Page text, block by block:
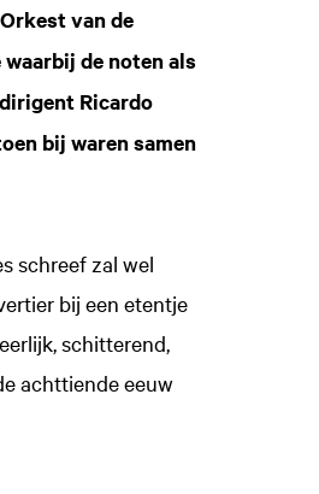
van de
de noten als
Ricardo
bij waren samen
schreef zal wel
bij een etentje
schitterend,
achttiende eeuw